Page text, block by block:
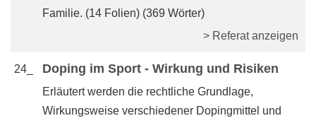
Familie. (14 Folien) (369 Wörter)
> Referat anzeigen
24_ Doping im Sport - Wirkung und Risiken
Erläutert werden die rechtliche Grundlage,
Wirkungsweise verschiedener Dopingmittel und